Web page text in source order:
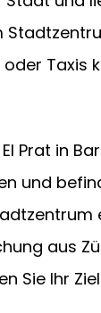
oder Taxis
Prat in
und
aus
Sie Ihr